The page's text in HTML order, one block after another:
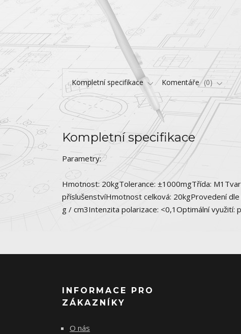
Kompletní specifikace Komentáře 0
Kompletní specifikace
Parametry:
Hmotnost: 20kgTolerance: ±1000mgTřída:
příslušenstvíHmotnost celková: 20kgProvedení
g / cm3Intenzita polarizace: <0,1Optimální využití:
INFORMACE PRO
ZÁKAZNÍKY
O nás